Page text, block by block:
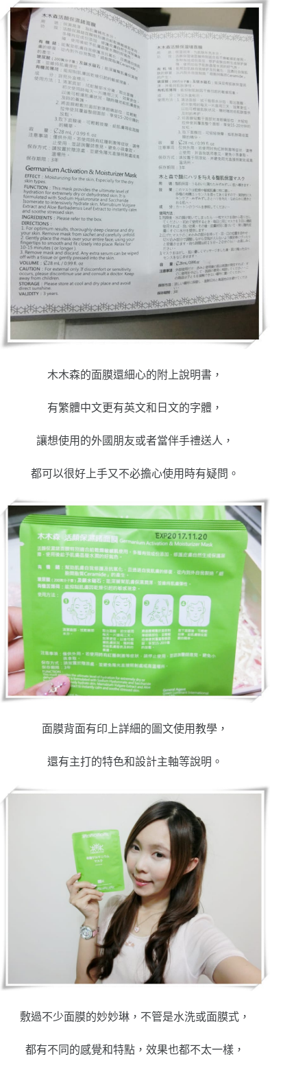
木木森的面膜還細心的附上說明書，
有繁體中文更有英文和日文的字體，
讓想使用的外國朋友或者當伴手禮送人，
都可以很好上手又不必擔心使用時有疑問。
面膜背面有印上詳細的圖文使用教學，
還有主打的特色和設計主軸等說明。
敷過不少面膜的妙妙琳，不管是水洗或面膜式，
都有不同的感覺和特點，效果也都不太一樣，